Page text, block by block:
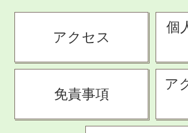
アクセス
個
免責事項
ア